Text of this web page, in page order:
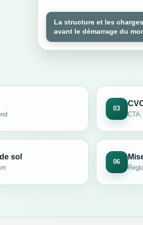
La structure et les
avant le démarrage du
03
sol
06